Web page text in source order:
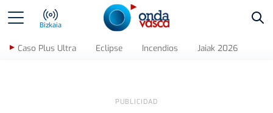
Bizkaia
Caso Plus Ultra Eclipse Incendios Jaiak 2026